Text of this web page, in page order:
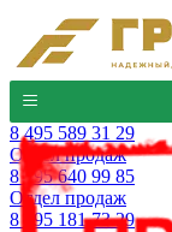
8 495 589 31 29
Отдел продаж
8 495 640 99 85
Отдел продаж
8 495 181 73 29